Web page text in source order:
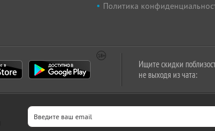
Политика
Ищите скидки
не выходя из чата: